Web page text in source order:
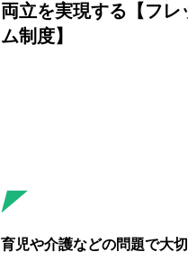
両立を実現する【フレ
ム制度】
育児や介護などの問題で大